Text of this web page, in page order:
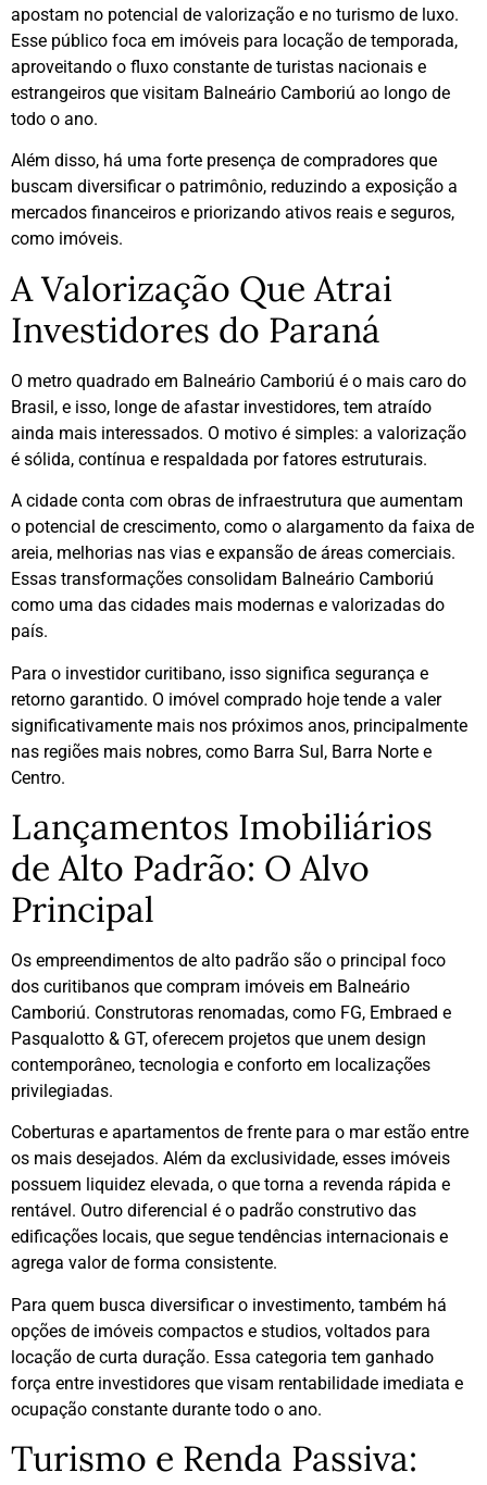
apostam no potencial de valorização e no turismo de luxo.
Esse público foca em imóveis para locação de temporada,
aproveitando o fluxo constante de turistas nacionais e
estrangeiros que visitam Balneário Camboriú ao longo de
todo o ano.
Além disso, há uma forte presença de compradores que
buscam diversificar o patrimônio, reduzindo a exposição a
mercados financeiros e priorizando ativos reais e seguros,
como imóveis.
A Valorização Que Atrai
Investidores do Paraná
O metro quadrado em Balneário Camboriú é o mais caro do
Brasil, e isso, longe de afastar investidores, tem atraído
ainda mais interessados. O motivo é simples: a valorização
é sólida, contínua e respaldada por fatores estruturais.
A cidade conta com obras de infraestrutura que aumentam
o potencial de crescimento, como o alargamento da faixa de
areia, melhorias nas vias e expansão de áreas comerciais.
Essas transformações consolidam Balneário Camboriú
como uma das cidades mais modernas e valorizadas do
país.
Para o investidor curitibano, isso significa segurança e
retorno garantido. O imóvel comprado hoje tende a valer
significativamente mais nos próximos anos, principalmente
nas regiões mais nobres, como Barra Sul, Barra Norte e
Centro.
Lançamentos Imobiliários
de Alto Padrão: O Alvo
Principal
Os empreendimentos de alto padrão são o principal foco
dos curitibanos que compram imóveis em Balneário
Camboriú. Construtoras renomadas, como FG, Embraed e
Pasqualotto & GT, oferecem projetos que unem design
contemporâneo, tecnologia e conforto em localizações
privilegiadas.
Coberturas e apartamentos de frente para o mar estão entre
os mais desejados. Além da exclusividade, esses imóveis
possuem liquidez elevada, o que torna a revenda rápida e
rentável. Outro diferencial é o padrão construtivo das
edificações locais, que segue tendências internacionais e
agrega valor de forma consistente.
Para quem busca diversificar o investimento, também há
opções de imóveis compactos e studios, voltados para
locação de curta duração. Essa categoria tem ganhado
força entre investidores que visam rentabilidade imediata e
ocupação constante durante todo o ano.
Turismo e Renda Passiva: